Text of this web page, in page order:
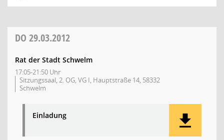
DO 29.03.2012
Rat der Stadt Schwelm
17:05-21:50 Uhr
Sitzungssaal, 2. OG, VG I, Hauptstraße 14, 58332
Schwelm
Einladung